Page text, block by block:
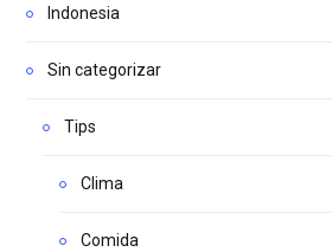
Indonesia
Sin categorizar
Tips
Clima
Comida